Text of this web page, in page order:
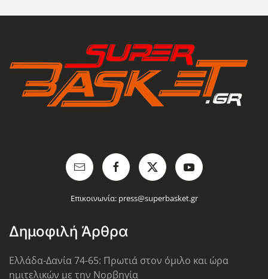
Επικοινωνία: press@superbasket.gr
Δημοφιλή Άρθρα
Ελλάδα-Δανία 74-65: Πρωτιά στον όμιλο και ώρα
ημιτελικών με την Νορβηγία